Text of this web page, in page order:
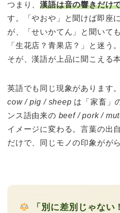
つまり、漢語は音の響きだけ
す。「やおや」と聞けば即座
が、「せいかてん」と聞いて
「生花店？青果店？」と迷う
そが、漢語が上品に聞こえる
英語でも同じ現象があります
cow / pig / sheep は「家畜」
ンス語由来の beef / pork /
イメージに変わる。言葉の出
だけで、同じモノの印象がが
「別に差別じゃない